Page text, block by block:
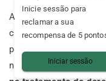
Assim como o CBD,
consumidores pelos
pode atuar como um
no corpo e,
Inicie sessão para
reclamar a sua
recompensa de 5
Iniciar sessão